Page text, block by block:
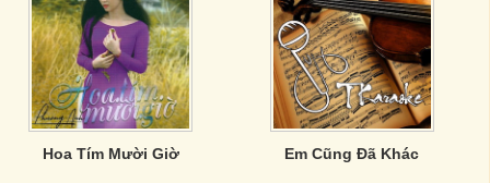
Hoa Tím Mười Giờ Em Cũng Đã Khác